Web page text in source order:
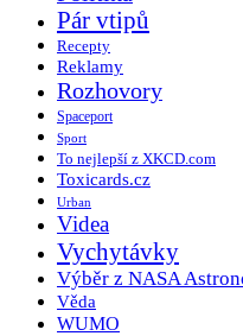
Pár vtipů
Recepty
Reklamy
Rozhovory
Spaceport
Sport
To nejlepší z XKCD.com
Toxicards.cz
Urban
Videa
Vychytávky
Výběr z NASA
Věda
WUMO